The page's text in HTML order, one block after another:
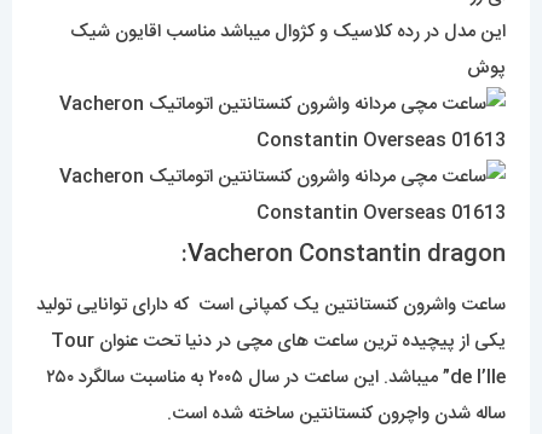
این مدل در رده کلاسیک و کژوال میباشد مناسب اقایون شیک
پوش
Vacheron Constantin dragon:
ساعت واشرون کنستانتین یک کمپانی است که دارای توانایی تولید
یکی از پیچیده ترین ساعت های مچی در دنیا تحت عنوان Tour
de I’lle” میباشد. این ساعت در سال ۲۰۰۵ به مناسبت سالگرد ۲۵۰
ساله شدن واچرون کنستانتین ساخته شده است.